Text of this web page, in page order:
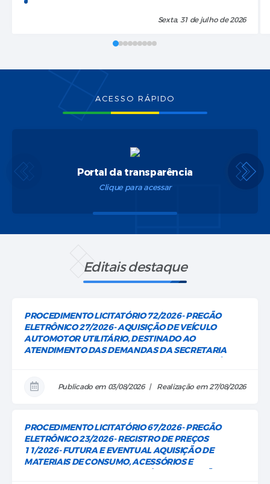
Sexta, 31 de julho de 2026
ACESSO RÁPIDO
Servidor
Clique para acessar
Editais destaque
PROCEDIMENTO LICITATÓRIO 72/2026- PREGÃO
ELETRÔNICO 27/2026- AQUISIÇÃO DE VEÍCULO
AUTOMOTOR UTILITÁRIO, DESTINADO AO
ATENDIMENTO DAS DEMANDAS DA SECRETARIA
Publicado em 03/08/2026 Realização em 27/08/2026
PROCEDIMENTO LICITATÓRIO 67/2026- PREGÃO
ELETRÔNICO 23/2026- REGISTRO DE PREÇOS
11/2026- FUTURA E EVENTUAL AQUISIÇÃO DE
MATERIAIS DE CONSUMO, ACESSÓRIOS E